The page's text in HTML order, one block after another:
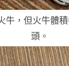
牛，但火牛體
頭。